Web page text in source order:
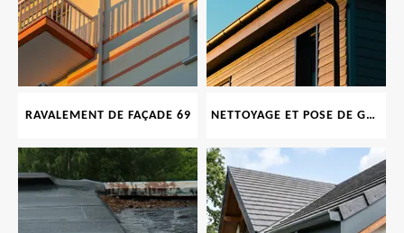
RAVALEMENT DE FAÇADE 69 NETTOYAGE ET POSE DE GOUTTIÈRE 69